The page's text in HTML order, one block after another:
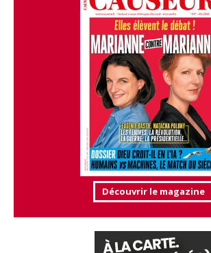
Découvrir le magazine